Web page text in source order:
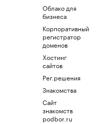
Облако для
бизнеса
Корпоративный
регистратор
доменов
Хостинг
сайтов
Рег.решения
Знакомства
Сайт
знакомств
podbor.ru